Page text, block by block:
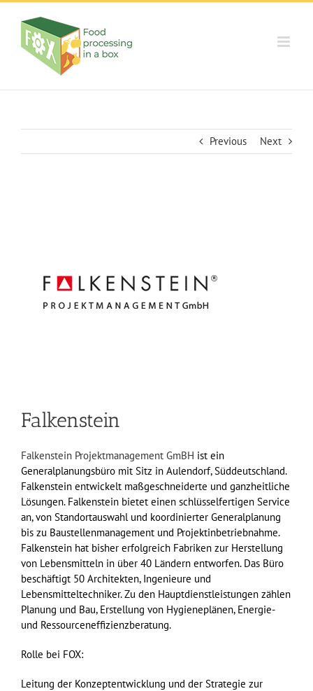
Skip
content
Previous Next
Falkenstein
Falkenstein Projektmanagement GmBH ist ein
Generalplanungsbüro mit Sitz in Aulendorf, Süddeutschland.
Falkenstein entwickelt maßgeschneiderte und ganzheitliche
Lösungen. Falkenstein bietet einen schlüsselfertigen Service
an, von Standortauswahl und koordinierter Generalplanung
bis zu Baustellenmanagement und Projektinbetriebnahme.
Falkenstein hat bisher erfolgreich Fabriken zur Herstellung
von Lebensmitteln in über 40 Ländern entworfen. Das Büro
beschäftigt 50 Architekten, Ingenieure und
Lebensmitteltechniker. Zu den Hauptdienstleistungen zählen
Planung und Bau, Erstellung von Hygieneplänen, Energie-
und Ressourceneffizienzberatung.
Rolle bei FOX:
Leitung der Konzeptentwicklung und der Strategie zur